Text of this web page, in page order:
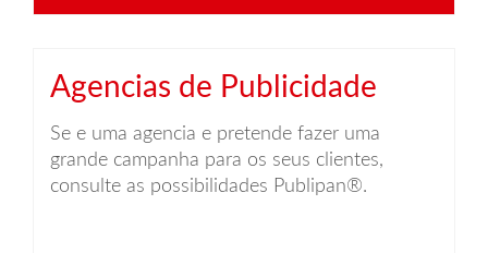
Agencias de Publicidade
Se e uma agencia e pretende fazer uma
grande campanha para os seus clientes,
consulte as possibilidades Publipan®.